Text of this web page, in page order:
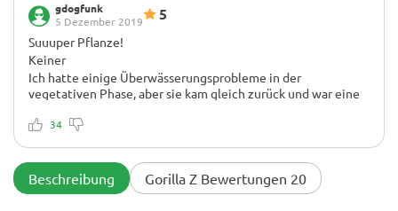
gdogfunk
5 Dezember 2019
5
Suuuper Pflanze!
Keiner
Ich hatte einige Überwässerungsprobleme in der
vegetativen Phase, aber sie kam gleich zurück und war eine
um die schweren Colas hochzuhalten. Ich war erstaunt über
unglaublich und ich liebe das Stoned! Nach dem Trocknen
und Aushärten und einem Monat in Gläsern mit der richtigen
34
Beschreibung Gorilla Z Bewertungen 20